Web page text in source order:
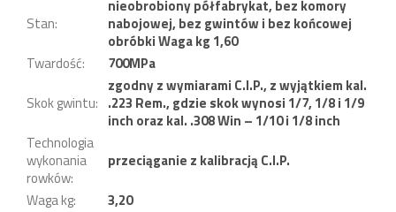
Stan:
nieobrobiony półfabrykat, bez komory
nabojowej, bez gwintów i bez końcowej
obróbki Waga kg 1,60
Twardość:
700MPa
Skok gwintu:
zgodny z wymiarami C.I.P., z wyjątkiem kal.
.223 Rem., gdzie skok wynosi 1/7, 1/8 i 1/9
inch oraz kal. .308 Win – 1/10 i 1/8 inch
Technologia
wykonania
rowków:
przeciąganie z kalibracją C.I.P.
Waga kg: 3,20